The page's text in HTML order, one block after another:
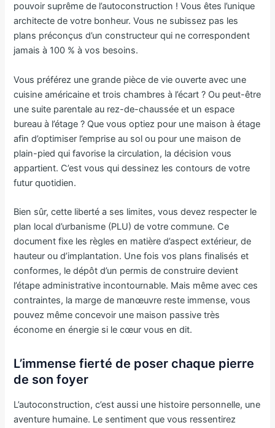
pouvoir suprême de l’autoconstruction ! Vous êtes l’unique
architecte de votre bonheur. Vous ne subissez pas les
plans préconçus d’un constructeur qui ne correspondent
jamais à 100 % à vos besoins.
Vous préférez une grande pièce de vie ouverte avec une
cuisine américaine et trois chambres à l’écart ? Ou peut-être
une suite parentale au rez-de-chaussée et un espace
bureau à l’étage ? Que vous optiez pour une maison à étage
afin d’optimiser l’emprise au sol ou pour une maison de
plain-pied qui favorise la circulation, la décision vous
appartient. C’est vous qui dessinez les contours de votre
futur quotidien.
Bien sûr, cette liberté a ses limites, vous devez respecter le
plan local d’urbanisme (PLU) de votre commune. Ce
document fixe les règles en matière d’aspect extérieur, de
hauteur ou d’implantation. Une fois vos plans finalisés et
conformes, le dépôt d’un permis de construire devient
l’étape administrative incontournable. Mais même avec ces
contraintes, la marge de manœuvre reste immense, vous
pouvez même concevoir une maison passive très
économe en énergie si le cœur vous en dit.
L’immense fierté de poser chaque pierre
de son foyer
L’autoconstruction, c’est aussi une histoire personnelle, une
aventure humaine. Le sentiment que vous ressentirez